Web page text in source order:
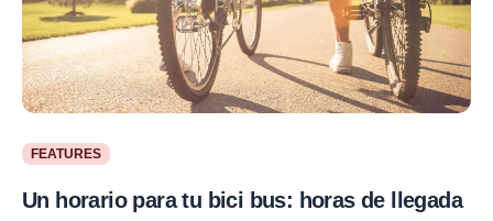
FEATURES
Un horario para tu bici bus: horas de llegada